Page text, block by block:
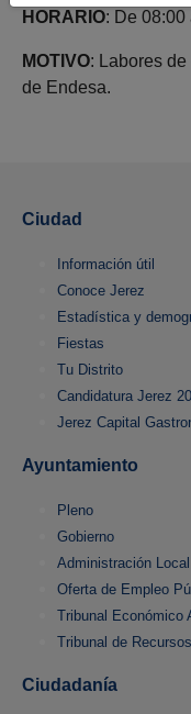
HORARIO: De 08:00
MOTIVO: Labores
de Endesa.
Ciudad
Información útil
Conoce Jerez
Estadística y
Fiestas
Tu Distrito
Candidatura Jerez
Jerez Capital
Ayuntamiento
Pleno
Gobierno
Administración Local
Oferta de Empleo
Tribunal Económico
Tribunal de
Ciudadanía